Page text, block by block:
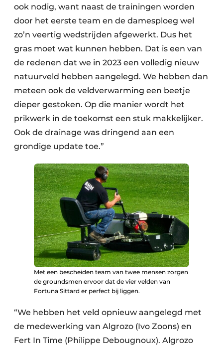
ook nodig, want naast de trainingen worden
door het eerste team en de damesploeg wel
zo’n veertig wedstrijden afgewerkt. Dus het
gras moet wat kunnen hebben. Dat is een van
de redenen dat we in 2023 een volledig nieuw
natuurveld hebben aangelegd. We hebben dan
meteen ook de veldverwarming een beetje
dieper gestoken. Op die manier wordt het
prikwerk in de toekomst een stuk makkelijker.
Ook de drainage was dringend aan een
grondige update toe.”
Met een bescheiden team van twee mensen zorgen
de groundsmen ervoor dat de vier velden van
Fortuna Sittard er perfect bij liggen.
“We hebben het veld opnieuw aangelegd met
de medewerking van Algrozo (Ivo Zoons) en
Fert In Time (Philippe Debougnoux). Algrozo